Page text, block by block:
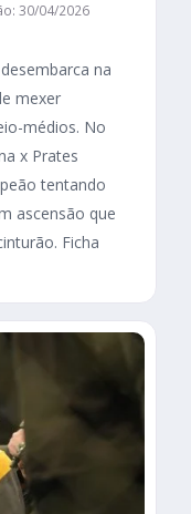
30/04/2026
na
mexer
médios. No
x Prates
tentando
ascensão que
Ficha